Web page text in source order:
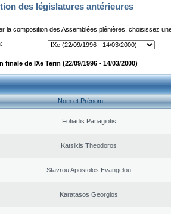
des législatures antérieures
la composition des Assemblées plénières, choisissez
finale de IXe Term (22/09/1996 - 14/03/2000)
Nom et Prénom
Fotiadis Panagiotis
Katsikis Theodoros
Stavrou Apostolos Evangelou
Karatasos Georgios